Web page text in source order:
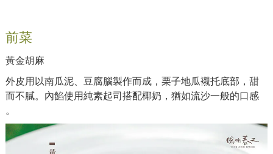
前菜
黃金胡麻
外皮用以南瓜泥、豆腐腦製作而成，栗子地瓜襯托底部，甜
而不膩。內餡使用純素起司搭配椰奶，猶如流沙一般的口感
。